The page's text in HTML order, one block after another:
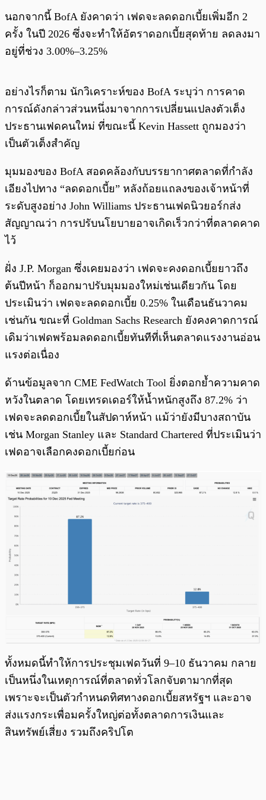
นอกจากนี้ BofA ยังคาดว่า เฟดจะลดดอกเบี้ยเพิ่มอีก 2
ครั้ง ในปี 2026 ซึ่งจะทำให้อัตราดอกเบี้ยสุดท้าย ลดลงมา
อยู่ที่ช่วง 3.00%–3.25%
อย่างไรก็ตาม นักวิเคราะห์ของ BofA ระบุว่า การคาด
การณ์ดังกล่าวส่วนหนึ่งมาจากการเปลี่ยนแปลงตัวเต็ง
ประธานเฟดคนใหม่ ที่ขณะนี้ Kevin Hassett ถูกมองว่า
เป็นตัวเต็งสำคัญ
มุมมองของ BofA สอดคล้องกับบรรยากาศตลาดที่กำลัง
เอียงไปทาง “ลดดอกเบี้ย” หลังถ้อยแถลงของเจ้าหน้าที่
ระดับสูงอย่าง John Williams ประธานเฟดนิวยอร์กส่ง
สัญญาณว่า การปรับนโยบายอาจเกิดเร็วกว่าที่ตลาดคาด
ไว้
ฝั่ง J.P. Morgan ซึ่งเคยมองว่า เฟดจะคงดอกเบี้ยยาวถึง
ต้นปีหน้า ก็ออกมาปรับมุมมองใหม่เช่นเดียวกัน โดย
ประเมินว่า เฟดจะลดดอกเบี้ย 0.25% ในเดือนธันวาคม
เช่นกัน ขณะที่ Goldman Sachs Research ยังคงคาดการณ์
เดิมว่าเฟดพร้อมลดดอกเบี้ยทันทีที่เห็นตลาดแรงงานอ่อน
แรงต่อเนื่อง
ด้านข้อมูลจาก CME FedWatch Tool ยิ่งตอกย้ำความคาด
หวังในตลาด โดยเทรดเดอร์ให้น้ำหนักสูงถึง 87.2% ว่า
เฟดจะลดดอกเบี้ยในสัปดาห์หน้า แม้ว่ายังมีบางสถาบัน
เช่น Morgan Stanley และ Standard Chartered ที่ประเมินว่า
เฟดอาจเลือกคงดอกเบี้ยก่อน
ทั้งหมดนี้ทำให้การประชุมเฟดวันที่ 9–10 ธันวาคม กลาย
เป็นหนึ่งในเหตุการณ์ที่ตลาดทั่วโลกจับตามากที่สุด
เพราะจะเป็นตัวกำหนดทิศทางดอกเบี้ยสหรัฐฯ และอาจ
ส่งแรงกระเพื่อมครั้งใหญ่ต่อทั้งตลาดการเงินและ
สินทรัพย์เสี่ยง รวมถึงคริปโต